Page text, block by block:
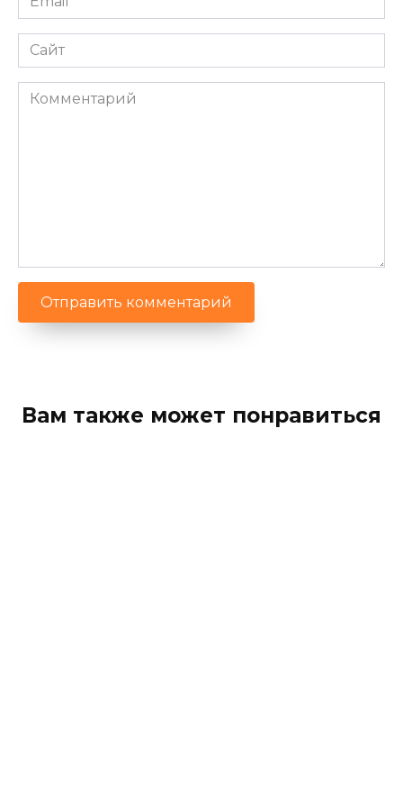
*
Сайт
Комментарий
Вам также может понравиться